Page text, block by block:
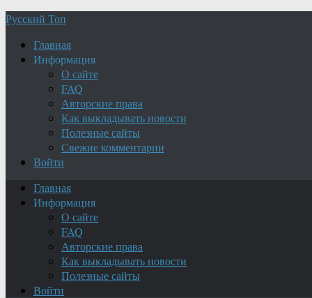
Русский Топ
Главная
Информация
О сайте
FAQ
Авторские права
Как выкладывать новости
Полезные сайты
Свежие комментарии
Войти
Главная
Информация
О сайте
FAQ
Авторские права
Как выкладывать новости
Полезные сайты
Войти